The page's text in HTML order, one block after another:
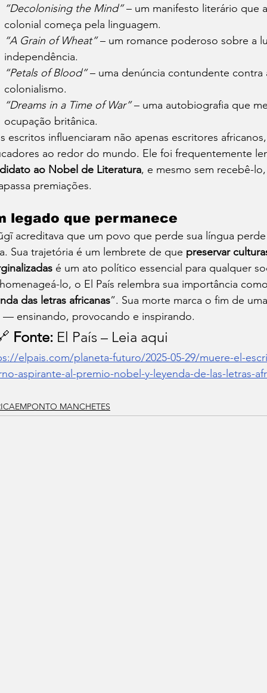
“Decolonising the Mind” – um manifesto literário que
colonial começa pela linguagem.
“A Grain of Wheat” – um romance poderoso sobre a
independência.
“Petals of Blood” – uma denúncia contundente contra
colonialismo.
“Dreams in a Time of War” – uma autobiografia que
ocupação britânica.
escritos influenciaram não apenas escritores
ao redor do mundo. Ele foi frequentemente
ao Nobel de Literatura, e mesmo sem recebê-
premiações.
legado que permanece
acreditava que um povo que perde sua língua
Sua trajetória é um lembrete de que preservar
é um ato político essencial para qualquer
lo, o El País relembra sua importância
das letras africanas”. Sua morte marca o fim de
— ensinando, provocando e inspirando.
Fonte: El País – Leia aqui
elpais.com/planeta-futuro/2025-05-29/muere-el-
aspirante-al-premio-nobel-y-leyenda-de-las-letras-
MANCHETES